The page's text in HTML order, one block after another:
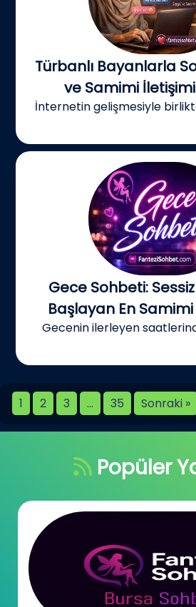
Türbanlı Bayanlarla
ve Samimi
İnternetin gelişmesiyle
Gece Sohbeti:
Başlayan En
Gecenin ilerleyen
1 2 3 … 35 Sonraki »
Popüler